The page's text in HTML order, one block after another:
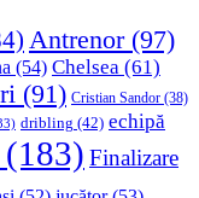
Antrenor(97)
(54) Chelsea (61)
(91) Cristian Sandor (38)
dribling (42) echipă
(183) Finalizare